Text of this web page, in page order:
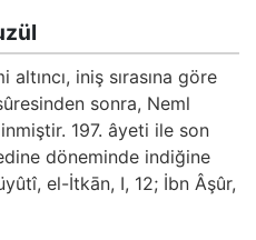
iniş sırasına göre
sonra, Neml
197. âyeti ile son
döneminde indiğine
el-İtkān, I, 12; İbn Âşûr,